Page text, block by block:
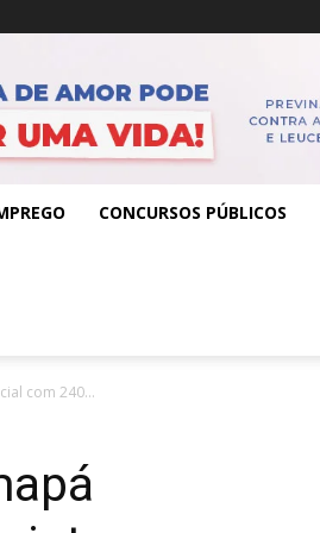
CONCURSOS PÚBLICOS
com 240...